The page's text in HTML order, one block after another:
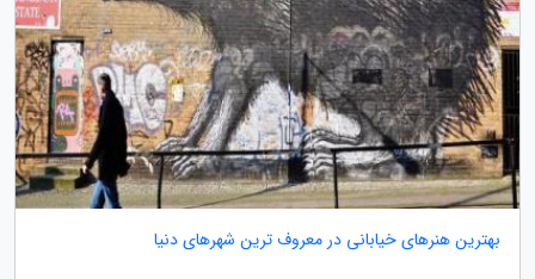
بهترین هنرهای خیابانی در معروف ترین شهرهای دنیا